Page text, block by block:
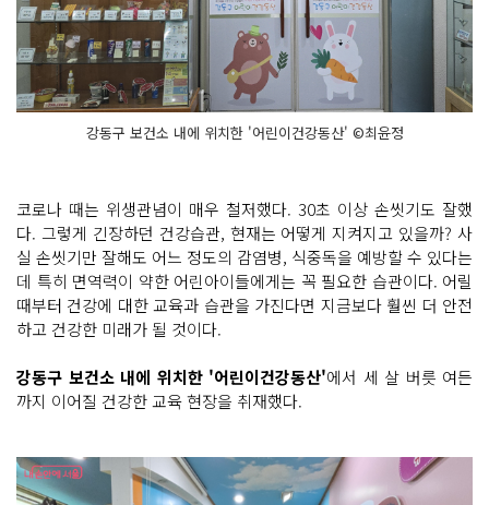
강동구 보건소 내에 위치한 '어린이건강동산' ©최윤정
코로나 때는 위생관념이 매우 철저했다. 30초 이상 손씻기도 잘했
다. 그렇게 긴장하던 건강습관, 현재는 어떻게 지켜지고 있을까? 사
실 손씻기만 잘해도 어느 정도의 감염병, 식중독을 예방할 수 있다는
데 특히 면역력이 약한 어린아이들에게는 꼭 필요한 습관이다. 어릴
때부터 건강에 대한 교육과 습관을 가진다면 지금보다 훨씬 더 안전
하고 건강한 미래가 될 것이다.
강동구 보건소 내에 위치한 '어린이건강동산'에서 세 살 버릇 여든
까지 이어질 건강한 교육 현장을 취재했다.